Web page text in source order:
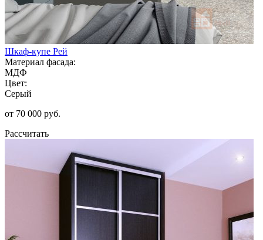
Шкаф-купе Рей
Материал фасада:
МДФ
Цвет:
Серый
от 70 000 руб.
Рассчитать